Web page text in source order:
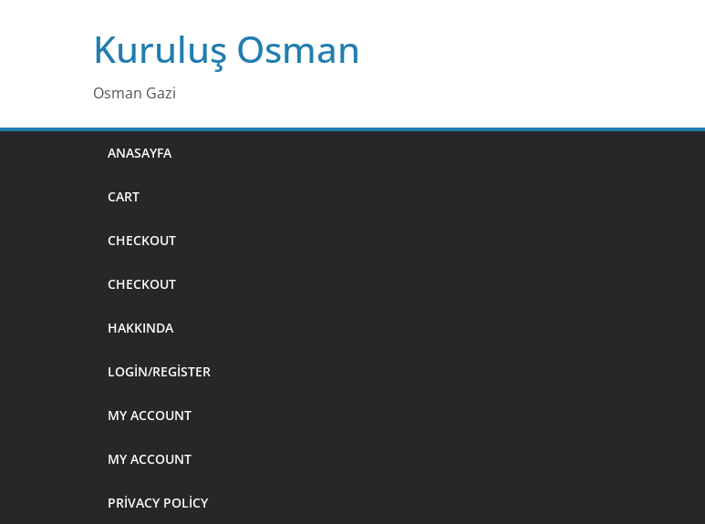
Kuruluş Osman
Osman Gazi
ANASAYFA
CART
CHECKOUT
CHECKOUT
HAKKINDA
LOGIN/REGISTER
MY ACCOUNT
MY ACCOUNT
PRIVACY POLICY